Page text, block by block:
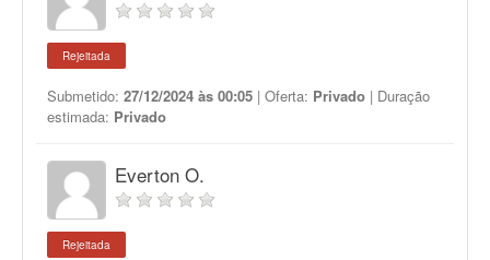
Rejeitada
Submetido: 27/12/2024 às 00:05 | Oferta: Privado | Duração
estimada: Privado
Everton O.
Rejeitada